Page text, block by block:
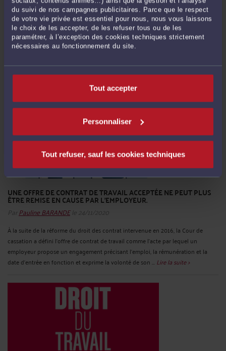
du suivi de nos campagnes publicitaires. Parce que le respect
de votre vie privée est essentiel pour nous, nous vous laissons
le choix de les accepter, de les refuser tous ou de les
paramétrer, à l’exception des cookies techniques strictement
nécessaires au fonctionnement du site.
Tout accepter
Personnaliser
Tout refuser, sauf les cookies techniques
RECOMMANDÉE AVEC AVIS DE RÉCEPTION.
ParPauline BARANDE le 24/11/2020
Le contrat de travail est soumis aux règles du droit commun, lesquelles
disposent notamment que les conventions légalement formées tiennent lieu de
UNE OFFRE DE CONTRAT DE TRAVAIL ACCEPTÉE NE PEUT PLUS
ÊTRE REMISE EN CAUSE PAR L’EMPLOYEUR.
Par Pauline BARANDEle 24/11/2020
À la suite de la réforme du droit des contrat intervenue en 2016, la Cour de
cassation a défini l’offre de contrat de travail comme l’acte par lequel un
employeur propose un engagement précisant l’emploi, la rémunération et la
date d’entrée en fonction et exprime la volonté de son ... Lire la suite >